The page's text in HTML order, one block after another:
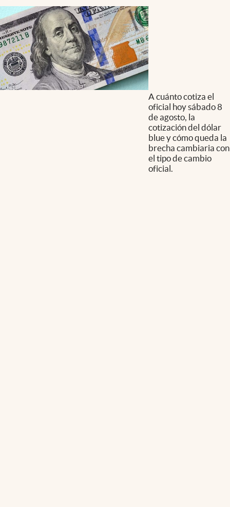
A cuánto cotiza el
oficial hoy sábado 8
de agosto, la
cotización del dólar
blue y cómo queda la
brecha cambiaria con
el tipo de cambio
oficial.